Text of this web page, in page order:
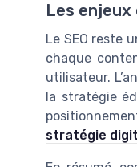
Les
Le SEO reste
chaque
utilisateur.
la stratégie
stratégie